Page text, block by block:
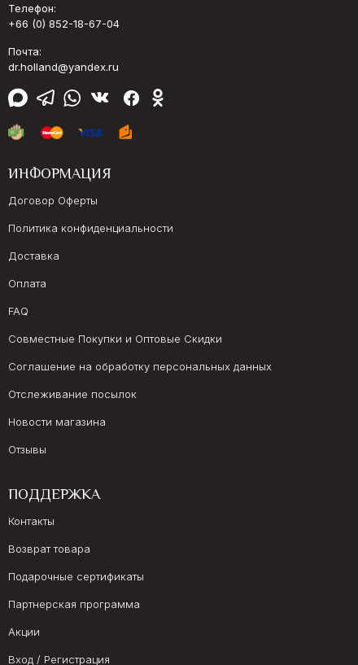
Телефон:
+66 (0) 852-18-67-04
Почта:
dr.holland@yandex.ru
ИНФОРМАЦИЯ
Договор Оферты
Политика конфиденциальности
Доставка
Оплата
FAQ
Совместные Покупки и Оптовые Скидки
Соглашение на обработку персональных данных
Отслеживание посылок
Новости магазина
Отзывы
ПОДДЕРЖКА
Контакты
Возврат товара
Подарочные сертификаты
Партнерская программа
Акции
Вход / Регистрация